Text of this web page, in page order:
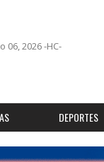
06, 2026 -HC-
DEPORTES